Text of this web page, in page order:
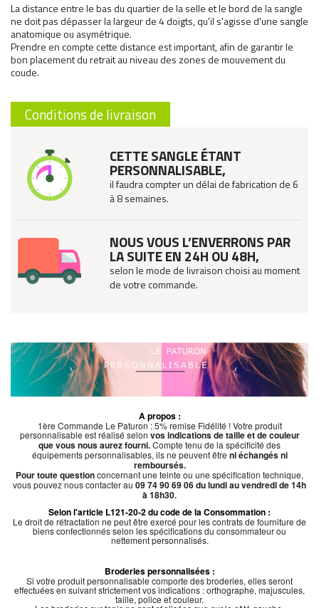
La distance entre le bas du quartier de la selle et le bord de la sangle
ne doit pas dépasser la largeur de 4 doigts, qu'il s'agisse d'une sangle
anatomique ou asymétrique.
Prendre en compte cette distance est important, afin de garantir le
bon placement du retrait au niveau des zones de mouvement du
coude.
Conditions de livraison
CETTE SANGLE ÉTANT
PERSONNALISABLE,
il faudra compter un délai de fabrication de 6
à 8 semaines.
NOUS VOUS L’ENVERRONS PAR
LA SUITE EN 24H OU 48H,
selon le mode de livraison choisi au moment
de votre commande.
A propos :
1ère Commande Le Paturon : 5% remise Fidélité ! Votre produit
personnalisable est réalisé selon vos indications de taille et de couleur
que vous nous aurez fourni.Compte tenu de la spécificité des
équipements personnalisables, ils ne peuvent être ni échangés ni
remboursés.
Pour toute questionconcernant une teinte ou une spécification technique,
vous pouvez nous contacter au 09 74 90 69 06 du lundi au vendredi de 14h
à 18h30.
Selon l'article L121-20-2 du code de la Consommation :
Le droit de rétractation ne peut être exercé pour les contrats de fourniture de
biens confectionnés selon les spécifications du consommateur ou
nettement personnalisés.
Broderies personnalisées :
Si votre produit personnalisable comporte des broderies, elles seront
effectuées en suivant strictement vos indications : orthographe, majuscules,
taille, police et couleur.